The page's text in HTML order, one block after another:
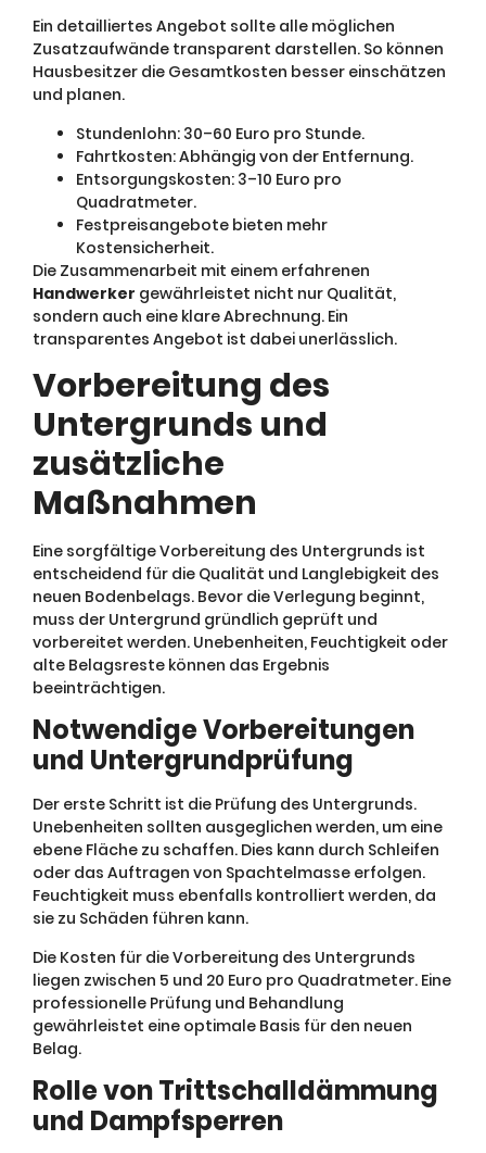
Ein detailliertes Angebot sollte alle möglichen
Zusatzaufwände transparent darstellen. So können
Hausbesitzer die Gesamtkosten besser einschätzen
und planen.
Stundenlohn: 30–60 Euro pro Stunde.
Fahrtkosten: Abhängig von der Entfernung.
Entsorgungskosten: 3–10 Euro pro
Quadratmeter.
Festpreisangebote bieten mehr
Kostensicherheit.
Die Zusammenarbeit mit einem erfahrenen
Handwerker gewährleistet nicht nur Qualität,
sondern auch eine klare Abrechnung. Ein
transparentes Angebot ist dabei unerlässlich.
Vorbereitung des
Untergrunds und
zusätzliche
Maßnahmen
Eine sorgfältige Vorbereitung des Untergrunds ist
entscheidend für die Qualität und Langlebigkeit des
neuen Bodenbelags. Bevor die Verlegung beginnt,
muss der Untergrund gründlich geprüft und
vorbereitet werden. Unebenheiten, Feuchtigkeit oder
alte Belagsreste können das Ergebnis
beeinträchtigen.
Notwendige Vorbereitungen
und Untergrundprüfung
Der erste Schritt ist die Prüfung des Untergrunds.
Unebenheiten sollten ausgeglichen werden, um eine
ebene Fläche zu schaffen. Dies kann durch Schleifen
oder das Auftragen von Spachtelmasse erfolgen.
Feuchtigkeit muss ebenfalls kontrolliert werden, da
sie zu Schäden führen kann.
Die Kosten für die Vorbereitung des Untergrunds
liegen zwischen 5 und 20 Euro pro Quadratmeter. Eine
professionelle Prüfung und Behandlung
gewährleistet eine optimale Basis für den neuen
Belag.
Rolle von Trittschalldämmung
und Dampfsperren